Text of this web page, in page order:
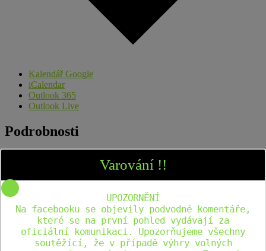
Kalendář Google
iCalendar
Outlook 365
Outlook Live
Podrobnosti
Turné 2026
Pořadatel
Varování !!
UPOZORNĚNÍ
Na facebooku se objevily podvodné komentáře,
které se na první pohled vydávají za
oficiální komunikaci. Upozorňujeme všechny
soutěžící, že v případě výhry volných